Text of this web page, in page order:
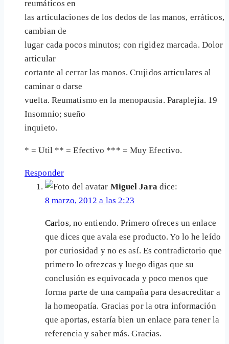
reumáticos en
las articulaciones de los dedos de las manos, erráticos,
cambian de
lugar cada pocos minutos; con rigidez marcada. Dolor
articular
cortante al cerrar las manos. Crujidos articulares al
caminar o darse
vuelta. Reumatismo en la menopausia. Paraplejía. 19
Insomnio; sueño
inquieto.
* = Util ** = Efectivo *** = Muy Efectivo.
Responder
Miguel Jara dice:
8 marzo, 2012 a las 2:23
Carlos, no entiendo. Primero ofreces un enlace
que dices que avala ese producto. Yo lo he leído
por curiosidad y no es así. Es contradictorio que
primero lo ofrezcas y luego digas que su
conclusión es equivocada y poco menos que
forma parte de una campaña para desacreditar a
la homeopatía. Gracias por la otra información
que aportas, estaría bien un enlace para tener la
referencia y saber más. Gracias.